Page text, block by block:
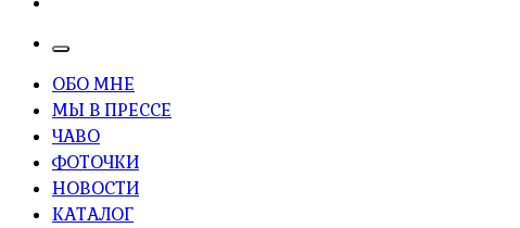
ОБО МНЕ
МЫ В ПРЕССЕ
ЧАВО
ФОТОЧКИ
НОВОСТИ
КАТАЛОГ